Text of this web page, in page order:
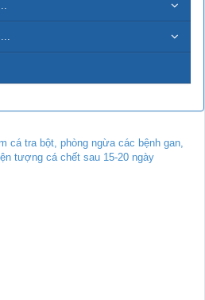
cá tra bột, phòng ngừa các bệnh gan,
tượng cá chết sau 15-20 ngày